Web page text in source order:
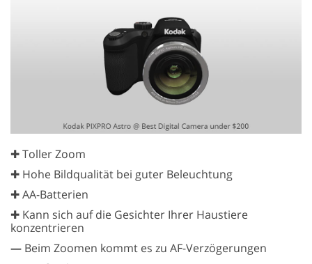
✚ Toller Zoom
✚ Hohe Bildqualität bei guter Beleuchtung
✚ AA-Batterien
✚ Kann sich auf die Gesichter Ihrer Haustiere
konzentrieren
— Beim Zoomen kommt es zu AF-Verzögerungen